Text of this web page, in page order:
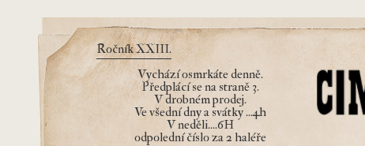
Ročník XXIII.
Vychází osmrkáte denně.
Předplácí se na straně 3.
V drobném prodej.
Ve všední dny a svátky ...4h
V neděli....6H
odpolední číslo za 2 haléře